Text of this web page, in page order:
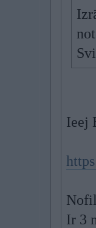
Ieej
Ir 3